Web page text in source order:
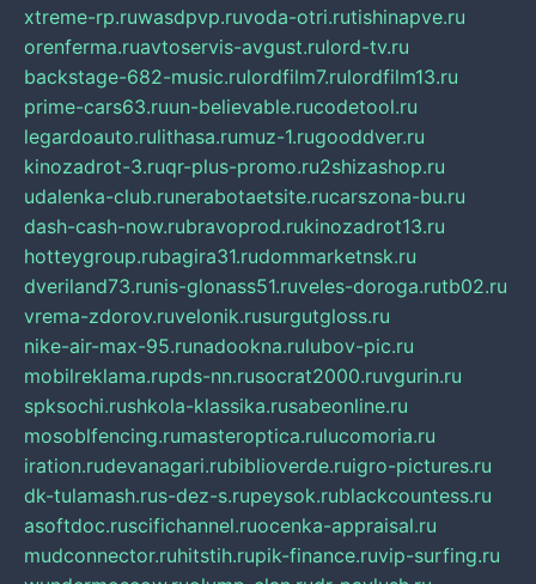
xtreme-rp.ruwasdpvp.ruvoda-otri.rutishinapve.ru
orenferma.ruavtoservis-avgust.rulord-tv.ru
backstage-682-music.rulordfilm7.rulordfilm13.ru
prime-cars63.ruun-believable.rucodetool.ru
legardoauto.rulithasa.rumuz-1.rugooddver.ru
kinozadrot-3.ruqr-plus-promo.ru2shizashop.ru
udalenka-club.runerabotaetsite.rucarszona-bu.ru
dash-cash-now.rubravoprod.rukinozadrot13.ru
hotteygroup.rubagira31.rudommarketnsk.ru
dveriland73.runis-glonass51.ruveles-doroga.rutb02.ru
vrema-zdorov.ruvelonik.rusurgutgloss.ru
nike-air-max-95.runadookna.rulubov-pic.ru
mobilreklama.rupds-nn.rusocrat2000.ruvgurin.ru
spksochi.rushkola-klassika.rusabeonline.ru
mosoblfencing.rumasteroptica.rulucomoria.ru
iration.rudevanagari.rubiblioverde.ruigro-pictures.ru
dk-tulamash.rus-dez-s.rupeysok.rublackcountess.ru
asoftdoc.ruscifichannel.ruocenka-appraisal.ru
mudconnector.ruhitstih.rupik-finance.ruvip-surfing.ru